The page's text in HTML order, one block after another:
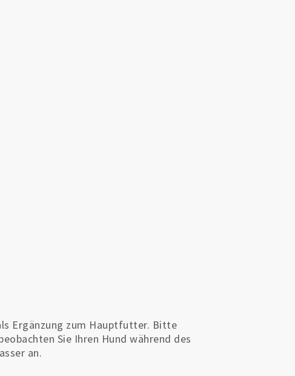
Ergänzung zum Hauptfutter. Bitte
Sie Ihren Hund während des
an.